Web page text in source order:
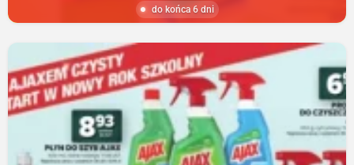
do końca 6 dni